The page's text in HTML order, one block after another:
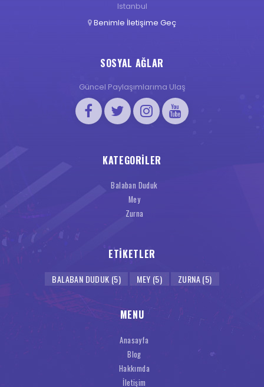
Istanbul
Benimle İletişime Geç
SOSYAL AĞLAR
Güncel Paylaşımlarıma Ulaş
KATEGORILER
Balaban Duduk
Mey
Zurna
ETIKETLER
BALABAN DUDUK (5) MEY (5) ZURNA(5)
MENU
Anasayfa
Blog
Hakkımda
İletişim